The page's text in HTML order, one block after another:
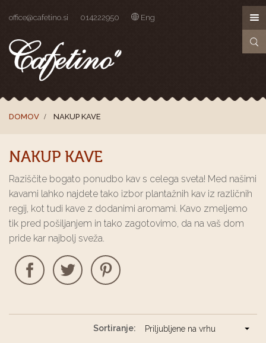
office@cafetino.si 014222950 Eng
DOMOV NAKUP KAVE
NAKUP KAVE
Raziščite bogato ponudbo kav s celega sveta! Med našimi
kavami lahko najdete tako izbor plantažnih kav iz različnih
regij, kot tudi kave z dodanimi aromami. Kavo zmeljemo
tik pred pošiljanjem in tako zagotovimo, da na vaš dom
pride kar najbolj sveža.
Sortiranje: Priljubljene na vrhu